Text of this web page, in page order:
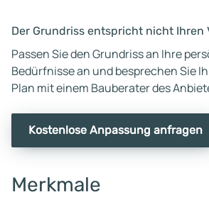
Der Grundriss entspricht nicht Ihren
Passen Sie den Grundriss an Ihre
Bedürfnisse an und besprechen Sie
Plan mit einem Bauberater des
Kostenlose Anpassung anfragen
Merkmale